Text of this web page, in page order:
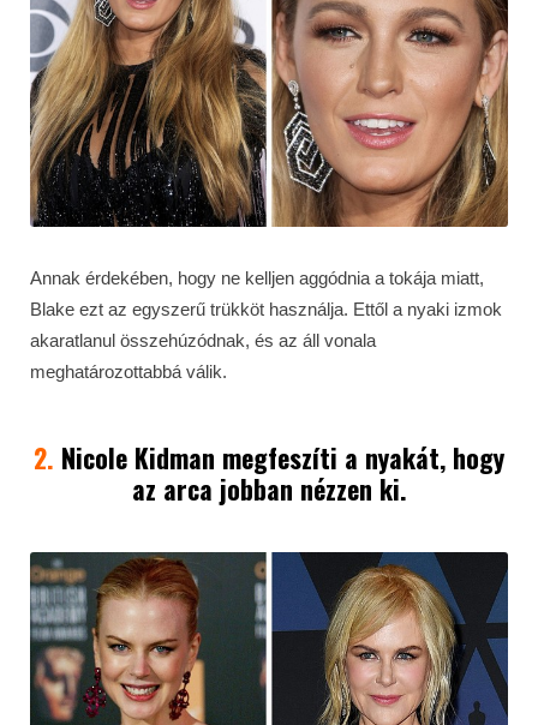
Annak érdekében, hogy ne kelljen aggódnia a tokája miatt,
Blake ezt az egyszerű trükköt használja. Ettől a nyaki izmok
akaratlanul összehúzódnak, és az áll vonala
meghatározottabbá válik.
2. Nicole Kidman megfeszíti a nyakát, hogy
az arca jobban nézzen ki.